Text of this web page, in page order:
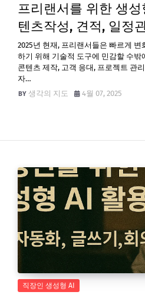
프리랜서를 위한 생
텐츠작성, 견적, 일정
2025년 현재, 프리랜서들은 빠르게
하기 위해 기술적 도구에 민감할 수밖
콘텐츠 제작, 고객 응대, 프로젝트 관
자…
생각의 지도
4월 07, 2025
직장인 생성형 AI